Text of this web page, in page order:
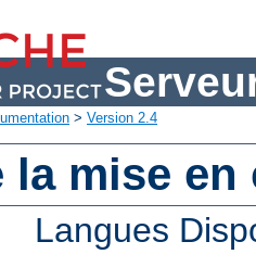
> Version 2.4
la mise en
Langues